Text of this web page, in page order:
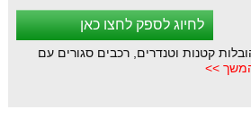
לחיוג לספק לחצו כאן
קטנות וטנדרים, רכבים סגורים עם
>>